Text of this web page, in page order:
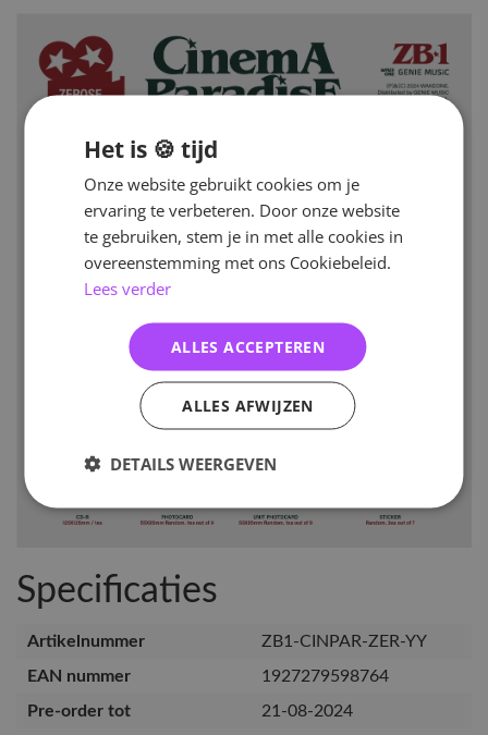
Specificaties
Artikelnummer
ZB1-CINPAR-ZER-YY
EAN nummer
1927279598764
Pre-order tot
21-08-2024
Het is 🍪 tijd
Onze website gebruikt cookies om je
ervaring te verbeteren. Door onze website
te gebruiken, stem je in met alle cookies in
overeenstemming met ons Cookiebeleid.
Lees verder
ALLES ACCEPTEREN
ALLES AFWIJZEN
DETAILS WEERGEVEN